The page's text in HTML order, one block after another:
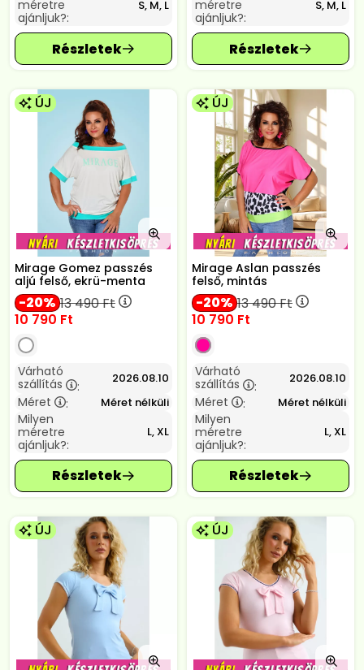
méretre
ajánljuk?:
S, M, L
méretre
ajánljuk?:
S, M, L
ÚJ
Mirage Gomez passzés
aljú felső, ekrü-menta
20 13 490Ft
10 790 Ft
Várható
szállítás
: 2026.08.10
Méret : Méret nélküli
Milyen
méretre
ajánljuk?:
L, XL
ÚJ
Mirage Aslan passzés
felső, mintás
20 13 490Ft
10 790 Ft
Várható
szállítás
: 2026.08.10
Méret : Méret nélküli
Milyen
méretre
ajánljuk?:
L, XL
ÚJ ÚJ